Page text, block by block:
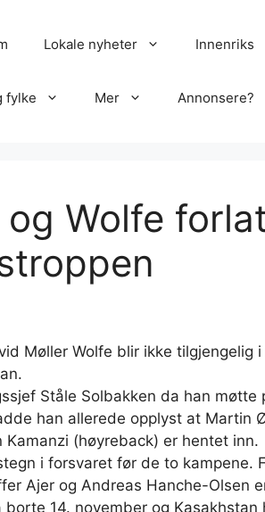
Lokale nyheter Innenriks
fylke Mer Annonsere?
Wolfe
Møller Wolfe blir ikke tilgjengelig
Ståle Solbakken da han møtte
han allerede opplyst at Martin
Kamanzi (høyreback) er hentet inn.
i forsvaret før de to kampene.
Ajer og Andreas Hanche-Olsen
borte 14. november og